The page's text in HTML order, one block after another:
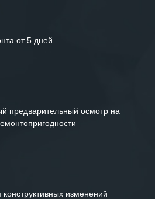
от 5 дней
предварительный осмотр на
изменений